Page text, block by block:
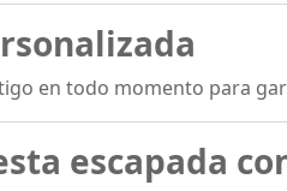
en todo momento para
escapada